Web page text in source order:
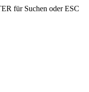
für Suchen oder ESC